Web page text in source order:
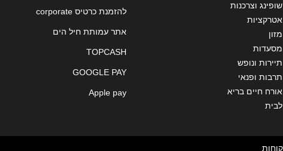
שופינג וצרכנות
אטרקציות
מזון
מסעדות
תיירות ונופש
תרבות ופנאי
אורח חיים בריא
לבית
להזמנת כרטיס corporate
אתר עמותת חיל הים
TOPCASH
GOOGLE PAY
Apple pay